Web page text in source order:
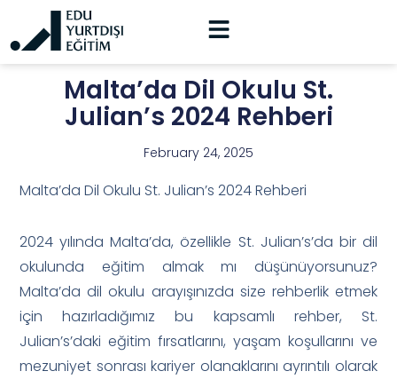
Malta’da Dil Okulu St.
Julian’s 2024 Rehberi
February 24, 2025
Malta’da Dil Okulu St. Julian’s 2024 Rehberi
2024 yılında Malta’da, özellikle St. Julian’s’da bir dil
okulunda eğitim almak mı düşünüyorsunuz?
Malta’da dil okulu arayışınızda size rehberlik etmek
için hazırladığımız bu kapsamlı rehber, St.
Julian’s’daki eğitim fırsatlarını, yaşam koşullarını ve
mezuniyet sonrası kariyer olanaklarını ayrıntılı olarak